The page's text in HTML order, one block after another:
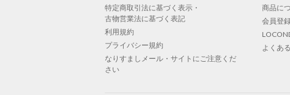
特定商取引法に基づく表示・
古物営業法に基づく表記
利用規約
プライバシー規約
なりすましメール・サイトにご注意くだ
さい
商品に
会員登
よくあ